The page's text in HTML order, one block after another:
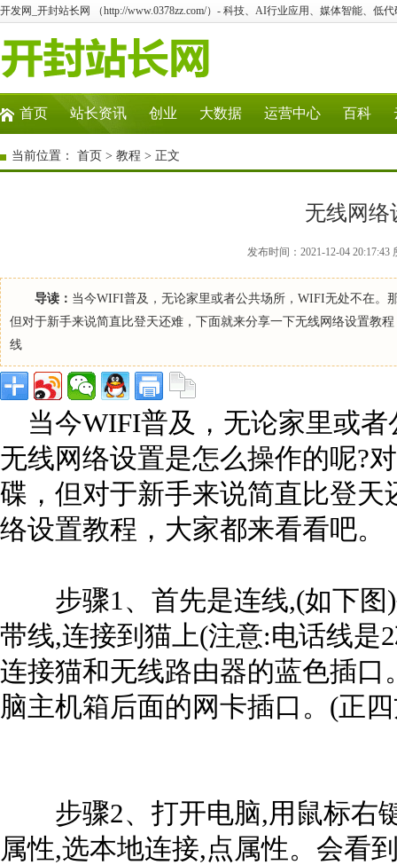
开发网_开封站长网 （http://www.0378zz.com/）- 科技、AI行业应用、媒体智能、低
首页 站长资讯 创业 大数据 运营中心 百科
当前位置： 首页 > 教程 > 正文
无线网络
发布时间：2021-12-04
导读： 当今WIFI普及，无论家里或者公共场所，WIFI无处不在。
但对于新手来说简直比登天还难，下面就来分享一下无线网络设置教
线
当今WIFI普及，无论家里或者
无线网络设置是怎么操作的呢?
碟，但对于新手来说简直比登
络设置教程，大家都来看看吧。
步骤1、首先是连线,(如下图)
带线,连接到猫上(注意:电话线是
连接猫和无线路由器的蓝色插
脑主机箱后面的网卡插口。(正
步骤2、打开电脑,用鼠标右
属性,选本地连接,点属性。会看